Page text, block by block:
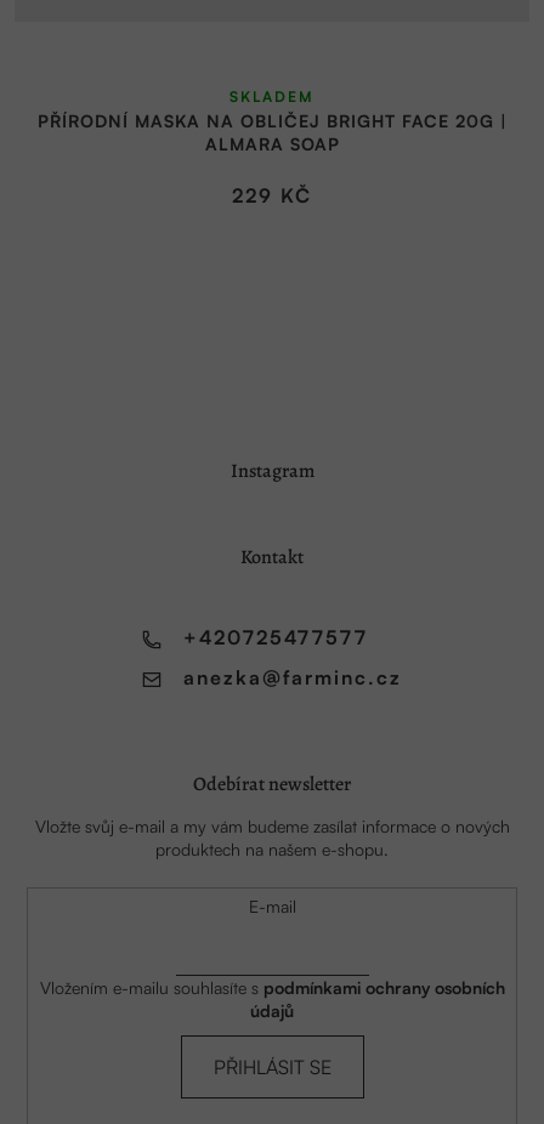
PŘÍRODNÍ MASKA NA OBLIČEJ BRIGHT FACE 20G |
ALMARA SOAP
SKLADEM
229 KČ
Instagram
Kontakt
anezka @farminc.cz
+420725477577
Odebírat newsletter
Vložte svůj e-mail a my vám budeme zasílat informace o nových
produktech na našem e-shopu.
E-mail
Vložením e-mailu souhlasíte s podmínkami ochrany osobních
údajů
PŘIHLÁSIT SE